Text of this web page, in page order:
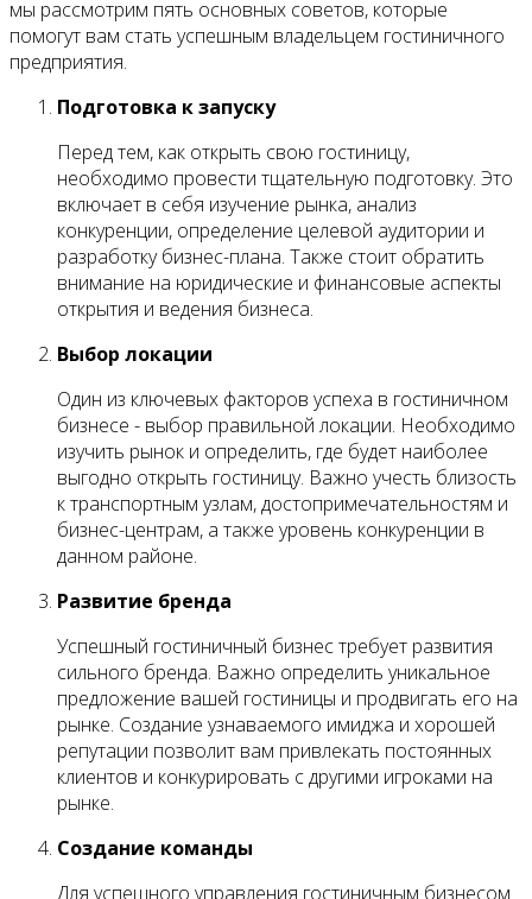
мы рассмотрим пять основных советов, которые
помогут вам стать успешным владельцем гостиничного
предприятия.
Подготовка к запуску
Перед тем, как открыть свою гостиницу,
необходимо провести тщательную подготовку. Это
включает в себя изучение рынка, анализ
конкуренции, определение целевой аудитории и
разработку бизнес-плана. Также стоит обратить
внимание на юридические и финансовые аспекты
открытия и ведения бизнеса.
Выбор локации
Один из ключевых факторов успеха в гостиничном
бизнесе - выбор правильной локации. Необходимо
изучить рынок и определить, где будет наиболее
выгодно открыть гостиницу. Важно учесть близость
к транспортным узлам, достопримечательностям и
бизнес-центрам, а также уровень конкуренции в
данном районе.
Развитие бренда
Успешный гостиничный бизнес требует развития
сильного бренда. Важно определить уникальное
предложение вашей гостиницы и продвигать его на
рынке. Создание узнаваемого имиджа и хорошей
репутации позволит вам привлекать постоянных
клиентов и конкурировать с другими игроками на
рынке.
Создание команды
Для успешного управления гостиничным бизнесом